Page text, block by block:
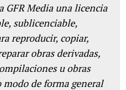
GFR Media una licencia
sublicenciable,
reproducir, copiar,
obras derivadas,
u obras
de forma general